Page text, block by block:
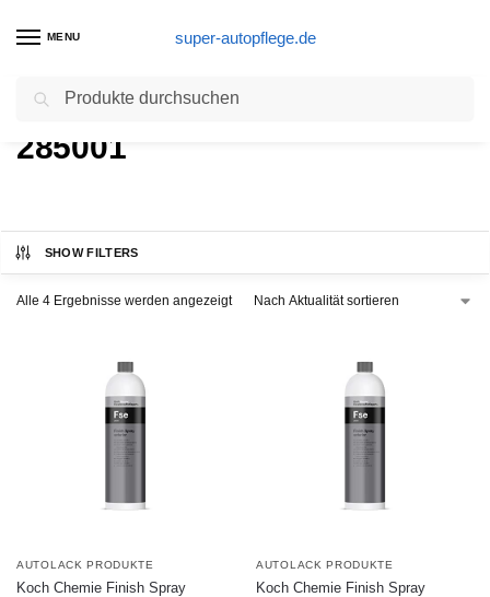
MENU super-autopflege.de
Start Produkt Part Number / 285001
285001
SHOW FILTERS
Alle 4 Ergebnisse werden angezeigt
AUTOLACK PRODUKTE
Koch Chemie Finish Spray
AUTOLACK PRODUKTE
Koch Chemie Finish Spray